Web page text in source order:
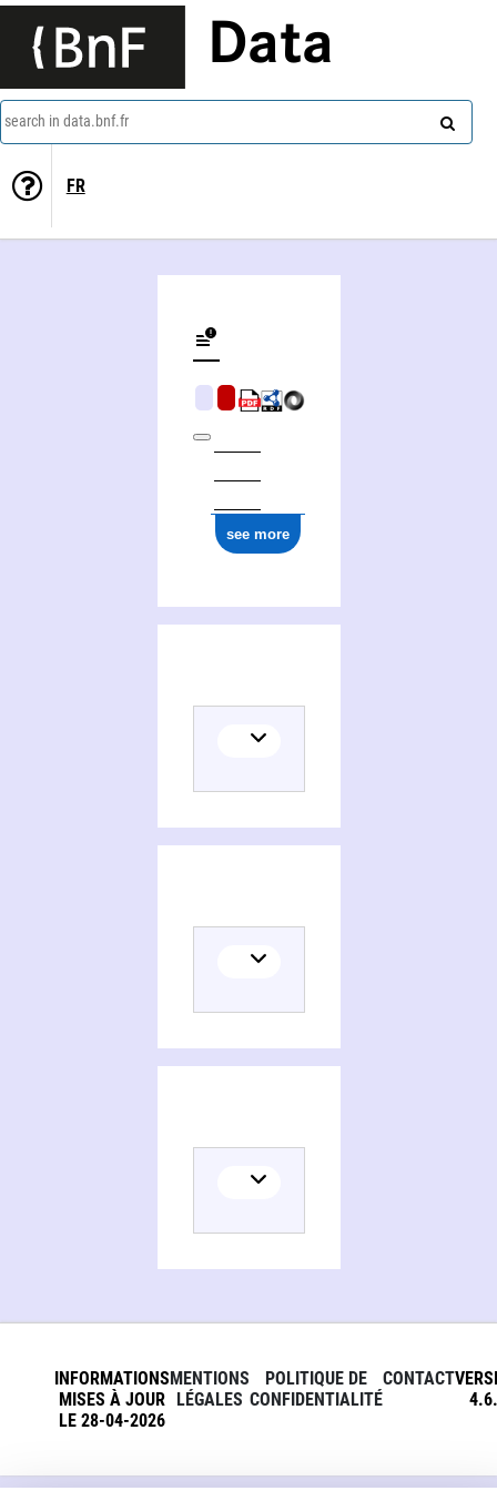
Data
search in data.bnf.fr
FR
see more
INFORMATIONS
MISES À JOUR
LE 28-04-2026
MENTIONS
LÉGALES
POLITIQUE DE
CONFIDENTIALITÉ
CONTACT